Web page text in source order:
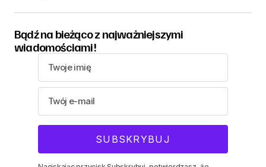
Bądź na bieżąco z najważniejszymi
wiadomościami!